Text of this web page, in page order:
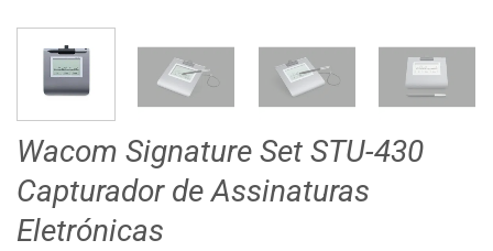
Wacom Signature Set STU-430
Capturador de Assinaturas
Eletrónicas